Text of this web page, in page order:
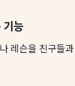
능
레슨을 친구들